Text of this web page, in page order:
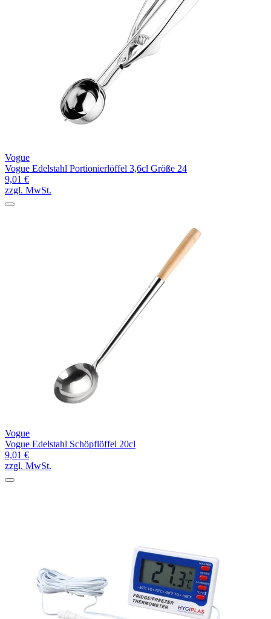
Vogue
Vogue Edelstahl Portionierlöffel 3,6cl Größe 24
9,01 €
zzgl. MwSt.
Vogue
Vogue Edelstahl Schöpflöffel 20cl
9,01 €
zzgl. MwSt.